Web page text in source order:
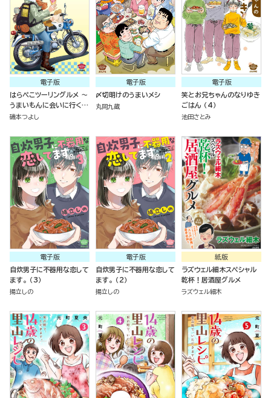
電子版
はらぺこツーリングルメ ～
うまいもんに会いに行く～
（3）
磯本つよし
電子版
〆切明けのうまいメシ
丸岡九蔵
電子版
笑とお兄ちゃんのなりゆき
ごはん （4）
池田さとみ
電子版
自炊男子に不器用な恋して
ます。 （3）
揚立しの
電子版
自炊男子に不器用な恋して
ます。 （2）
揚立しの
紙版
ラズウェル細木スペシャル
乾杯！居酒屋グルメ
ラズウェル細木